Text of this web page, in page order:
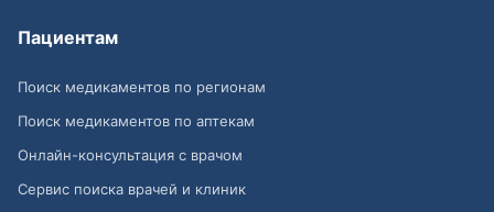
Пациентам
Поиск медикаментов по регионам
Поиск медикаментов по аптекам
Онлайн-консультация с врачом
Сервис поиска врачей и клиник